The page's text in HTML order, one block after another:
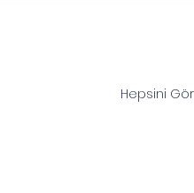
Hepsini Gör